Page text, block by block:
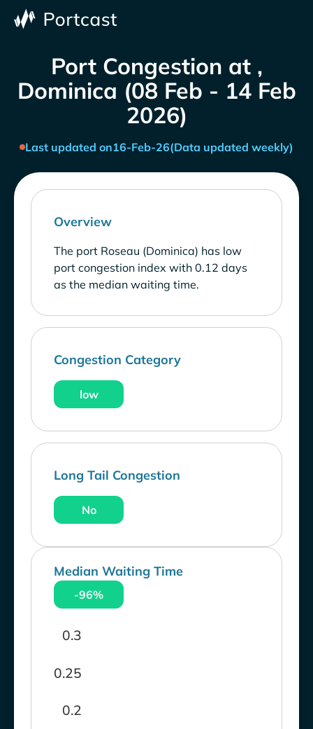
Port Congestion at ,
Dominica (08 Feb - 14 Feb
2026)
Last updated on16-Feb-26(Data updated weekly)
Overview
The port Roseau (Dominica) has low
port congestion index with 0.12 days
as the median waiting time.
Congestion Category
low
Long Tail Congestion
No
Median Waiting Time
-96%
0.2
0.25
0.3